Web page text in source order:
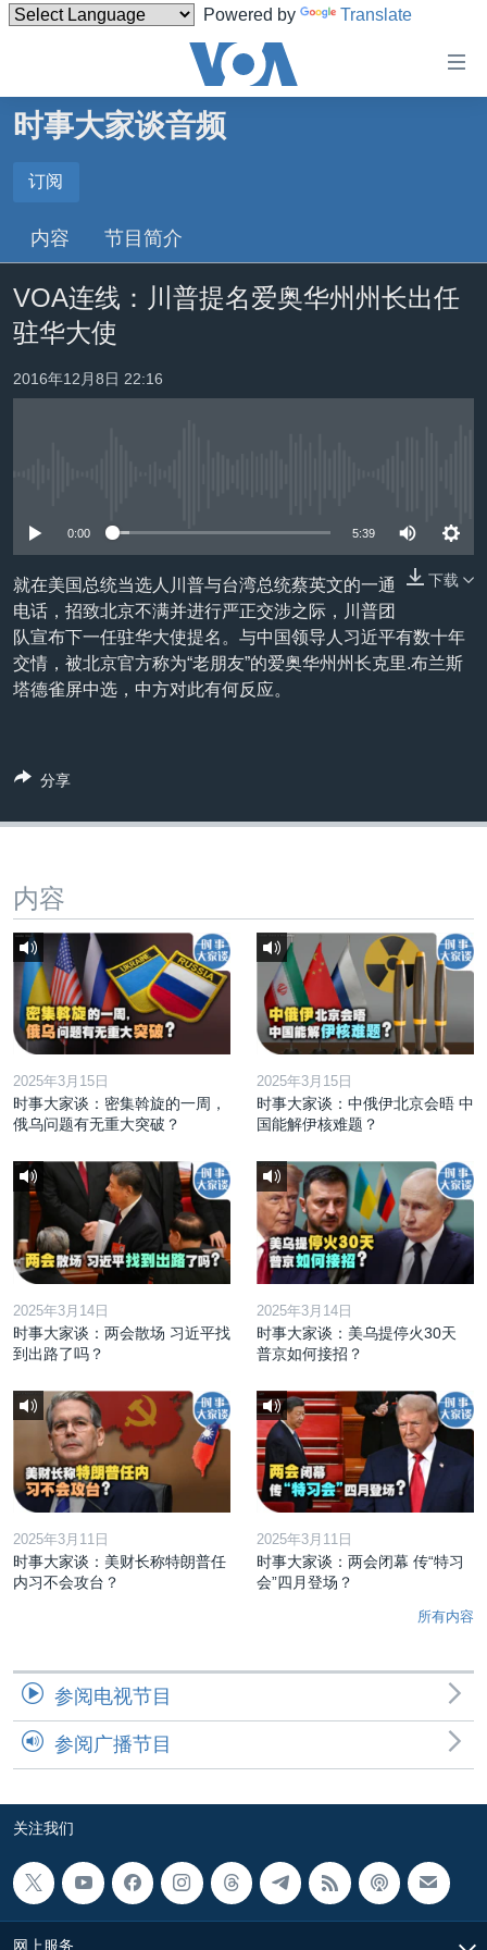
Powered by Translate
碍
到
内
容
跳
转
到
检
索
主页
美国
台湾
港澳
国际
最新国际新闻
非洲
美洲
全球议题
分类新闻
军事
劳工
环境
国会报道
美中关系
美国建国250周年
埃博拉疫情
美国之音专访
台海两岸关系
关注新疆
VOA今日焦点
中文广播
关注我们
其他语言网站
时事大家谈音频
订阅
Spotify
订阅
内容 节目简介
VOA连线：川普提名爱奥华州州长出任
驻华大使
2016年12月8日 22:16
0:00 5:39
下载
就在美国总统当选人川普与台湾总统蔡英文的一通
电话，招致北京不满并进行严正交涉之际，川普团
队宣布下一任驻华大使提名。与中国领导人习近平有数十年
交情，被北京官方称为“老朋友”的爱奥华州州长克里.布兰斯
塔德雀屏中选，中方对此有何反应。
分享
内容
2025年3月15日
时事大家谈：密集斡旋的一周，
俄乌问题有无重大突破？
2025年3月15日
时事大家谈：中俄伊北京会晤 中
国能解伊核难题？
2025年3月14日
时事大家谈：两会散场 习近平找
到出路了吗？
2025年3月14日
时事大家谈：美乌提停火30天
普京如何接招？
2025年3月11日
时事大家谈：美财长称特朗普任
内习不会攻台？
2025年3月11日
时事大家谈：两会闭幕 传“特习
会”四月登场？
所有内容
参阅电视节目
参阅广播节目
关注我们
网上服务